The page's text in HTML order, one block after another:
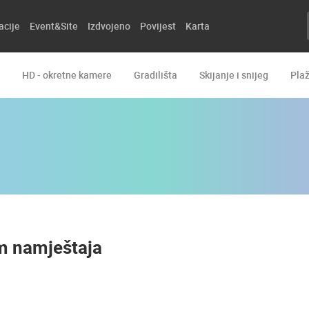
Event&Site Izdvojeno Povijest Karta
HD - okretne kamere Gradilišta Skijanje i snijeg
namještaja